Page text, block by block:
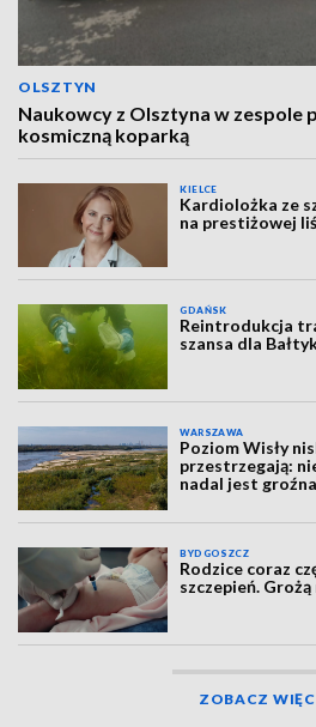
OLSZTYN
Naukowcy z Olsztyna w zespole
kosmiczną koparką
KIELCE
Kardiolożka ze
na prestiżowej
GDAŃSK
Reintrodukcja
szansa dla
WARSZAWA
Poziom Wisły
przestrzegają:
nadal jest groźna
BYDGOSZCZ
Rodzice coraz
szczepień.
ZOBACZ